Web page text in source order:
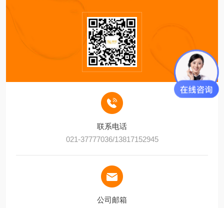
联系电话
021-37777036/13817152945
公司邮箱